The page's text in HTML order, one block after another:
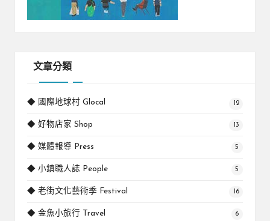
文章分類
◆ 國際地球村 Glocal 12
◆ 好物店家 Shop 13
◆ 媒體報導 Press 5
◆ 小鎮職人誌 People 5
◆ 老街文化藝術季 Festival 16
◆ 金魚小旅行 Travel 6